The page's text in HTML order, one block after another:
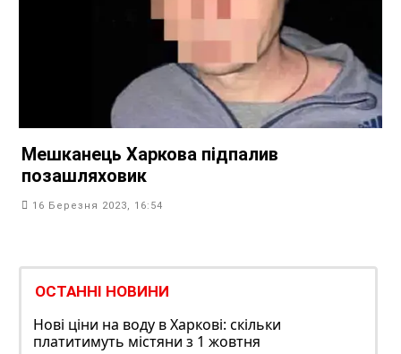
Мешканець Харкова підпалив
позашляховик
16 Березня 2023, 16:54
ОСТАННІ НОВИНИ
Нові ціни на воду в Харкові: скільки
платитимуть містяни з 1 жовтня